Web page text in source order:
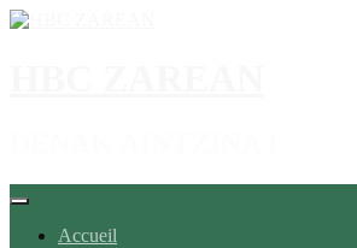
Aller
Accueil